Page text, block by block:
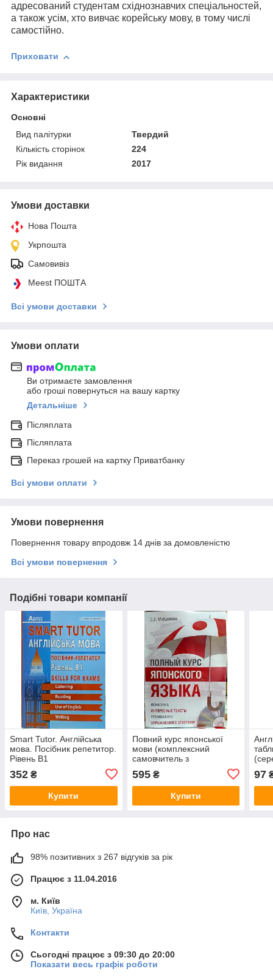
адресований студентам східнознавчих спеціальностей,
а також усім, хто вивчає корейську мову, в тому числі
самостійно.
Приховати
Характеристики
Основні
Вид палітурки
Твердий
Кількість сторінок
224
Рік видання
2017
Умови доставки
Нова Пошта
Укрпошта
Самовивіз
Meest ПОШТА
Всі умови доставки
Умови оплати
Ви отримаєте замовлення
або гроші повернуться на вашу картку
Детальніше
Післяплата
Післяплата
Переказ грошей на картку Приватбанку
Всі умови оплати
Умови повернення
Повернення товару впродовж 14 днів за домовленістю
Всі умови повернення
Подібні товари компанії
Smart Tutor. Англійська
мова. Посібник репетитор.
Рівень B1
352 ₴
Купити
Повний курс японської
мови (комплексний
самовчитель з
595₴
Купити
97
Про нас
98% позитивних з 267 відгуків за рік
Працює з 11.04.2016
м. Київ
Київ, Україна
Контакти
Сьогодні працює з 09:30 до 20:00
Показати весь графік роботи